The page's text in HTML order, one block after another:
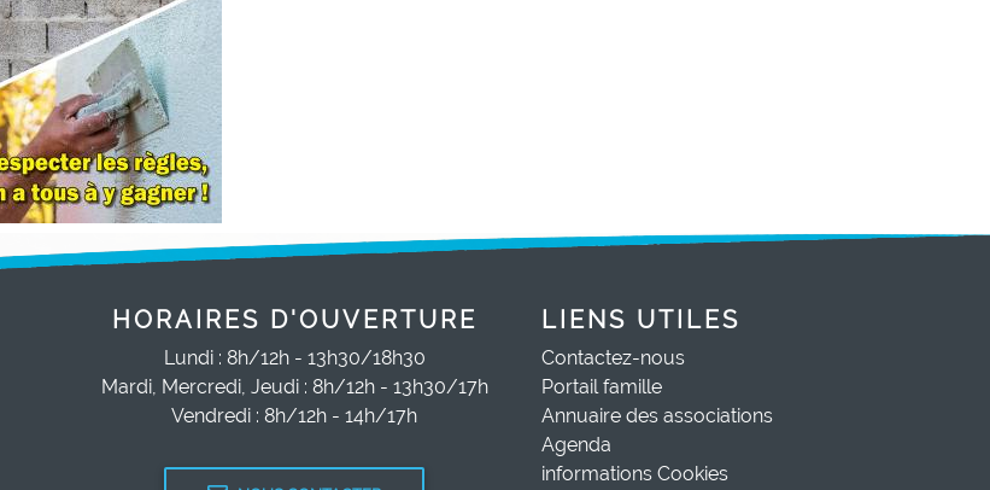
HORAIRES D'OUVERTURE
Lundi : 8h/12h - 13h30/18h30
Mardi, Mercredi, Jeudi : 8h/12h - 13h30/17h
Vendredi : 8h/12h - 14h/17h
LIENS UTILES
Contactez-nous
Portail famille
Annuaire des associations
Agenda
informations Cookies